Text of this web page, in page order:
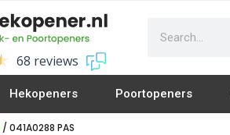
68 reviews
Hekopeners Poortopeners
/ 041A0288 PAS